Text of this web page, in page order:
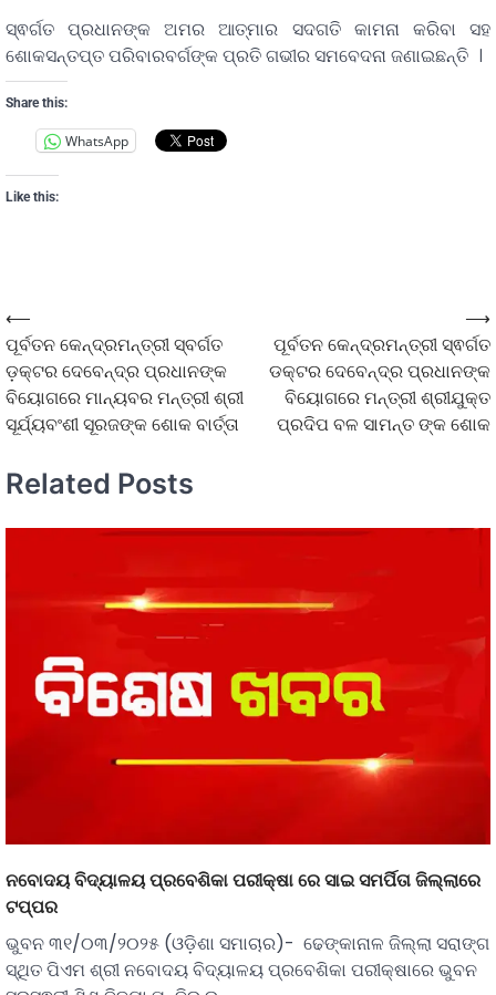
ସ୍ଵର୍ଗତ ପ୍ରଧାନଙ୍କ ଅମର ଆତ୍ମାର ସଦଗତି କାମନା କରିବା ସହ
ଶୋକସନ୍ତପ୍ତ ପରିବାରବର୍ଗଙ୍କ ପ୍ରତି ଗଭୀର ସମବେଦନା ଜଣାଇଛନ୍ତି ।
Share this:
WhatsApp
Like this:
⟵
ପୂର୍ବତନ କେନ୍ଦ୍ରମନ୍ତ୍ରୀ ସ୍ବର୍ଗତ
ଡ଼କ୍ଟର ଦେବେନ୍ଦ୍ର ପ୍ରଧାନଙ୍କ
ବିୟୋଗରେ ମାନ୍ୟବର ମନ୍ତ୍ରୀ ଶ୍ରୀ
ସୂର୍ଯ୍ୟବଂଶୀ ସୂରଜଙ୍କ ଶୋକ ବାର୍ତ୍ତା
ପୂର୍ବତନ କେନ୍ଦ୍ରମନ୍ତ୍ରୀ ସ୍ଵର୍ଗତ
ଡକ୍ଟର ଦେବେନ୍ଦ୍ର ପ୍ରଧାନଙ୍କ
ବିୟୋଗରେ ମନ୍ତ୍ରୀ ଶ୍ରୀଯୁକ୍ତ
ପ୍ରଦିପ ବଳ ସାମନ୍ତ ଙ୍କ ଶୋକ
⟶
Related Posts
ନବୋଦୟ ବିଦ୍ୟାଳୟ ପ୍ରବେଶିକା ପରୀକ୍ଷା ରେ ସାଇ ସମର୍ପିତା ଜିଲ୍ଲାରେ
ଟପ୍ପର
ଭୁବନ ୩୧/୦୩/୨୦୨୫ (ଓଡ଼ିଶା ସମାଚାର)- ଢେଙ୍କାନାଳ ଜିଲ୍ଲା ସରାଙ୍ଗ
ସ୍ଥିତ ପିଏମ ଶ୍ରୀ ନବୋଦୟ ବିଦ୍ୟାଳୟ ପ୍ରବେଶିକା ପରୀକ୍ଷାରେ ଭୁବନ